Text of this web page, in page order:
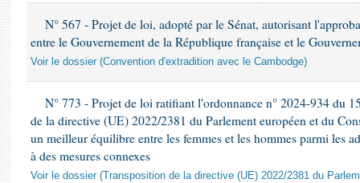
Comptes rendus des débats
N° 567 - Projet de loi, adopté par le Sénat, autorisant
entre le Gouvernement de la République française et le
Voir le dossier (Convention d'extradition avec le Cambodge)
N° 773 - Projet de loi ratifiant l'ordonnance n° 2024-934 du
de la directive (UE) 2022/2381 du Parlement européen et du
un meilleur équilibre entre les femmes et les hommes parmi les
à des mesures connexes
Voir le dossier (Transposition de la directive (UE) 2022/2381 du